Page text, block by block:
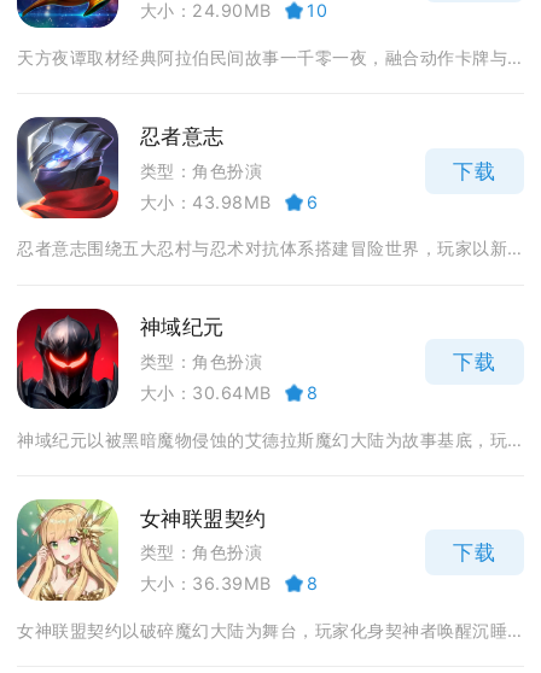
大小：24.90MB 10
天方夜谭取材经典阿拉伯民间故事一千零一夜，融合动作卡牌与...
忍者意志
类型：角色扮演
大小：43.98MB
6
下载
忍者意志围绕五大忍村与忍术对抗体系搭建冒险世界，玩家以新...
神域纪元
类型：角色扮演
大小：30.64MB
8
下载
神域纪元以被黑暗魔物侵蚀的艾德拉斯魔幻大陆为故事基底，玩...
女神联盟契约
类型：角色扮演
大小：36.39MB
8
下载
女神联盟契约以破碎魔幻大陆为舞台，玩家化身契神者唤醒沉睡...